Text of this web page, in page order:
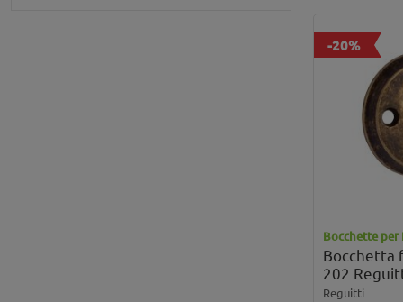
-20%
Bocchette per
Bocchetta
202
Reguitti